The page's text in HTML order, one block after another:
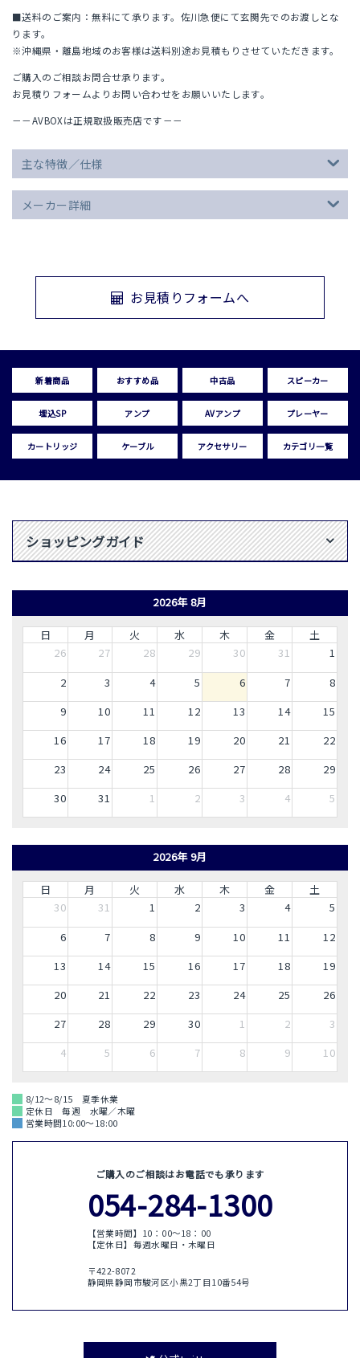
■送料のご案内：無料にて承ります。佐川急便にて玄関先でのお渡しとな
ります。
※沖縄県・離島地域のお客様は送料別途お見積もりさせていただきます。
ご購入のご相談お問合せ承ります。
お見積りフォームよりお問い合わせをお願いいたします。
－－AVBOXは正規取扱販売店です－－
主な特徴／仕様
メーカー詳細
お見積りフォームへ
新着商品 おすすめ品 中古品 スピーカー
埋込SP アンプ AVアンプ プレーヤー
カートリッジ ケーブル アクセサリー カテゴリ一覧
ショッピングガイド
2026年 8月
日 月 火 水 木 金
土
26
27 28 29 30 31
1
2
3 4 5 6 7
8
9
10 11 12 13 14
15
16
17 18 19 20 21
22
23
24 25 26 27 28
29
30
31 1 2 3 4 5
2026年 9月
日 月 火 水 木 金
土
30
31 1 2 3 4
5
6
7 8 9 10 11
12
13
14 15 16 17 18
19
20
21 22 23 24 25
26
27
28 29 30 1 2
3
4
5 6 7 8 9 10
8/12～8/15 夏季休業
定休日 毎週 水曜／木曜
営業時間10:00～18:00
ご購入のご相談はお電話でも承ります
054-284-1300
【営業時間】10：00〜18：00
【定休日】毎週水曜日・木曜日
〒422-8072
静岡県静岡市駿河区小黒2丁目10番54号